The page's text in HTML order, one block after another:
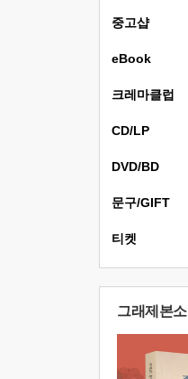
중고샵
eBook
크레마클럽
CD/LP
DVD/BD
문구/GIFT
티켓
그래제본소